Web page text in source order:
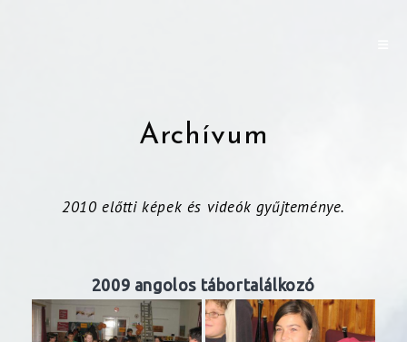
Archívum
2010 előtti képek és videók gyűjteménye.
2009 angolos tábortalálkozó